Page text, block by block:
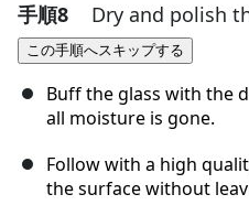
コメ
コメントを追加
手順8 Dry and polish
この手順へスキップする
Buff the glass with the
all moisture is gone.
Follow with a high
the surface without